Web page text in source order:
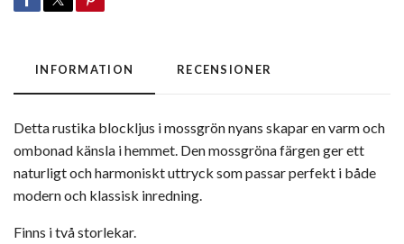
INFORMATION RECENSIONER
Detta rustika blockljus i mossgrön nyans skapar en varm och
ombonad känsla i hemmet. Den mossgröna färgen ger ett
naturligt och harmoniskt uttryck som passar perfekt i både
modern och klassisk inredning.
Finns i två storlekar.